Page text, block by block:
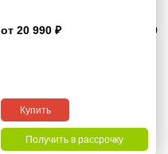
4.9
от 20 990 ₽
Купить
Получить в рассрочку